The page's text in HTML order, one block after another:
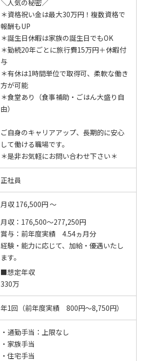
＼人気の秘密／
＊資格祝い金は最大30万円！複数資格で
報酬もUP
＊誕生日休暇は家族の誕生日でもOK
＊勤続20年ごとに旅行費15万円＋休暇付
与
＊有休は1時間単位で取得可、柔軟な働き
方が可能
＊食堂あり（食事補助・ごはん大盛り自
由）
ご自身のキャリアアップ、長期的に安心
して働ける職場です。
＊是非お気軽にお問い合わせ下さい＊
正社員
月収 176,500円 ～
月収：176,500～277,250円
賞与：前年度実績 4.54ヵ月分
経験・能力に応じて、加給・優遇いたし
ます。
■想定年収
330万
年1回（前年度実績 800円～8,750円）
・通勤手当：上限なし
・家族手当
・住宅手当